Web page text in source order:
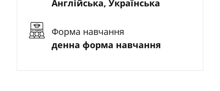
Англійська, Українська
Форма навчання
денна форма навчання